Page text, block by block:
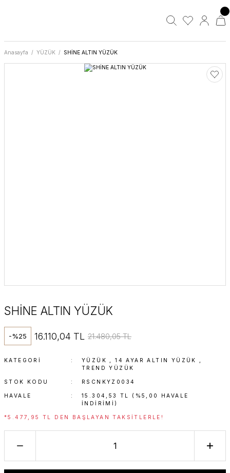
Anasayfa YÜZÜK SHİNE ALTIN YÜZÜK
SHİNE ALTIN YÜZÜK
-%25 16.110,04 TL 21.480,05 TL
KATEGORI YÜZÜK ,14 AYAR ALTIN YÜZÜK
TREND YÜZÜK
STOK KODU RSCNKYZ0034
HAVALE
15.304,53 TL (%5,00 HAVALE
INDIRIMI)
*5.477,95 TL DEN BAŞLAYAN TAKSITLERLE!